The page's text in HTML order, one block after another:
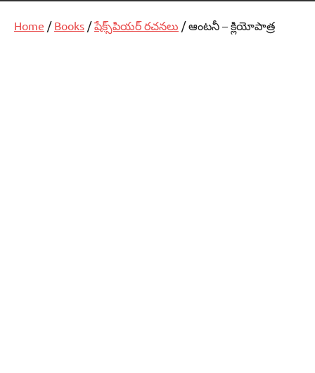
Home / Books /షేక్స్‌పియర్‌ రచనలు / ఆంటనీ – క్లియోపాత్ర